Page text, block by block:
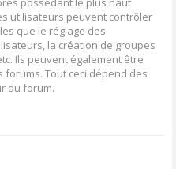
utilisateurs peuvent contrôler
que le réglage des
la création de groupes
Ils peuvent également être
forums. Tout ceci dépend des
du forum.